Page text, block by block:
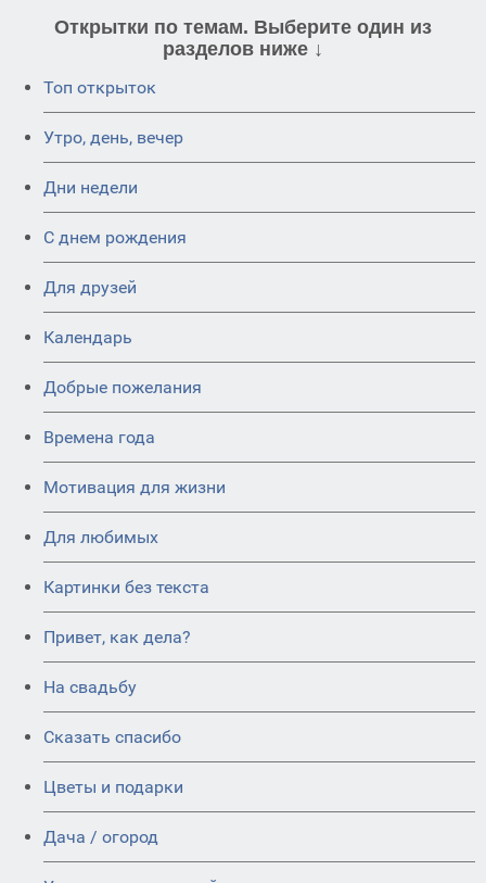
Открытки по темам. Выберите один из
разделов ниже ↓
Топ открыток
Утро, день, вечер
Дни недели
C днем рождения
Для друзей
Календарь
Добрые пожелания
Времена года
Мотивация для жизни
Для любимых
Картинки без текста
Привет, как дела?
На свадьбу
Сказать спасибо
Цветы и подарки
Дача / огород